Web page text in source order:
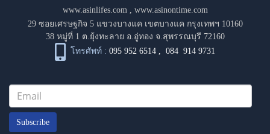
www.asinlifes.com
www.asinontime.com
29 ซอยเศรษฐกิจ 5 แขวงบางแค เขตบางแค กรุงเทพฯ 10160
38 หมู่ที่ 1 ต.ยุ้งทะลาย อ.อู่ทอง จ.สุพรรณบุรี 72160
โทรศัพท์ : 095 952 6514 ,084 914 9731
Subscribe